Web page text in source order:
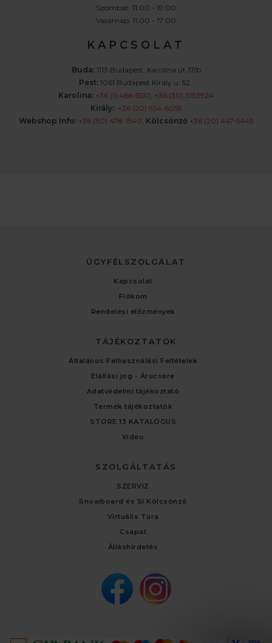
Szombat: 11:00 - 19:00
Vasárnap: 11:00 - 17:00
K A P C S O L A T
Buda: 1113 Budapest, Karolina út 17/b
Pest: 1061 Budapest Király u. 52.
Karolina: +36 (1) 466-5510, +36 (30) 3193924
Király: +36 (20) 954-6055
Webshop Info: +36 (30) 478-1540, Kölcsönző +36 (20) 447-5445
ÜGYFÉLSZOLGÁLAT
Kapcsolat
Fiókom
Rendelési előzmények
TÁJÉKOZTATÓK
Általános Felhasználási Feltételek
Elállási jog - Árucsere
Adatvédelmi tájékoztató
Termék tájékoztatók
STORE 13 KATALÓGUS
Video
SZOLGÁLTATÁS
SZERVIZ
Snowboard és Sí Kölcsönző
Virtuális Túra
Csapat
Álláshirdetés